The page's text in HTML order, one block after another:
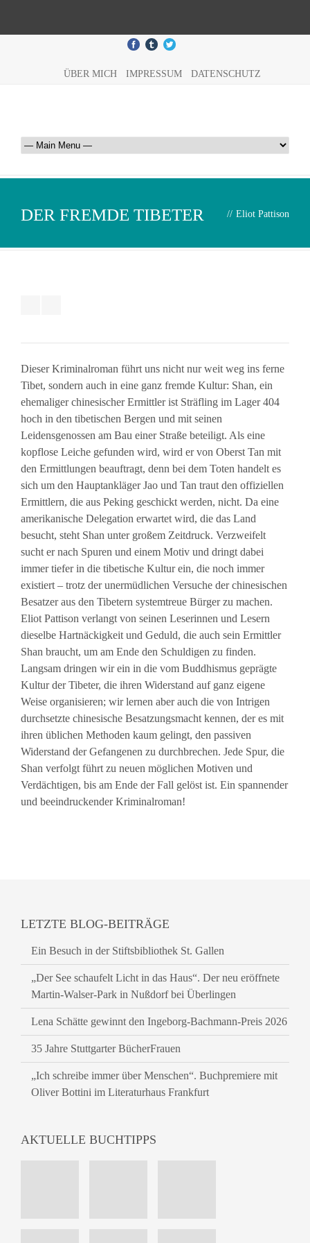
ÜBER MICH IMPRESSUM DATENSCHUTZ
DER FREMDE TIBETER // Eliot Pattison
Dieser Kriminalroman führt uns nicht nur weit weg ins ferne
Tibet, sondern auch in eine ganz fremde Kultur: Shan, ein
ehemaliger chinesischer Ermittler ist Sträfling im Lager 404
hoch in den tibetischen Bergen und mit seinen
Leidensgenossen am Bau einer Straße beteiligt. Als eine
kopflose Leiche gefunden wird, wird er von Oberst Tan mit
den Ermittlungen beauftragt, denn bei dem Toten handelt es
sich um den Hauptankläger Jao und Tan traut den offiziellen
Ermittlern, die aus Peking geschickt werden, nicht. Da eine
amerikanische Delegation erwartet wird, die das Land
besucht, steht Shan unter großem Zeitdruck. Verzweifelt
sucht er nach Spuren und einem Motiv und dringt dabei
immer tiefer in die tibetische Kultur ein, die noch immer
existiert – trotz der unermüdlichen Versuche der chinesischen
Besatzer aus den Tibetern systemtreue Bürger zu machen.
Eliot Pattison verlangt von seinen Leserinnen und Lesern
dieselbe Hartnäckigkeit und Geduld, die auch sein Ermittler
Shan braucht, um am Ende den Schuldigen zu finden.
Langsam dringen wir ein in die vom Buddhismus geprägte
Kultur der Tibeter, die ihren Widerstand auf ganz eigene
Weise organisieren; wir lernen aber auch die von Intrigen
durchsetzte chinesische Besatzungsmacht kennen, der es mit
ihren üblichen Methoden kaum gelingt, den passiven
Widerstand der Gefangenen zu durchbrechen. Jede Spur, die
Shan verfolgt führt zu neuen möglichen Motiven und
Verdächtigen, bis am Ende der Fall gelöst ist. Ein spannender
und beeindruckender Kriminalroman!
LETZTE BLOG-BEITRÄGE
Ein Besuch in der Stiftsbibliothek St. Gallen
„Der See schaufelt Licht in das Haus“. Der neu eröffnete
Martin-Walser-Park in Nußdorf bei Überlingen
Lena Schätte gewinnt den Ingeborg-Bachmann-Preis 2026
35 Jahre Stuttgarter BücherFrauen
„Ich schreibe immer über Menschen“. Buchpremiere mit
Oliver Bottini im Literaturhaus Frankfurt
AKTUELLE BUCHTIPPS